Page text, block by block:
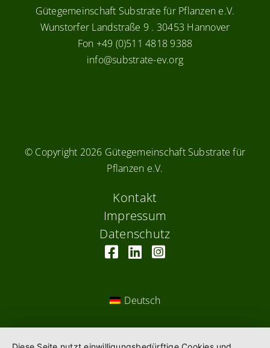
Gütegemeinschaft Substrate für Pflanzen e.V.
Wunstorfer Landstraße 9 . 30453 Hannover
Fon +49 (0)511 4818 9388
info@substrate-ev.org
© Copyright 2026 Gütegemeinschaft Substrate für
Pflanzen e.V.
Kontakt
Impressum
Datenschutz
Deutsch